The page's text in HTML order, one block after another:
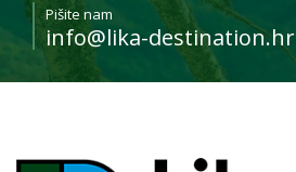
Pišite nam
info@lika-destination.hr